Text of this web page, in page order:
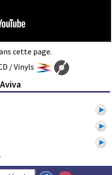
cette page.
/ Vinyls